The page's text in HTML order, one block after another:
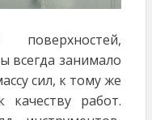
всегда занимало
сил, к тому же
качеству работ.